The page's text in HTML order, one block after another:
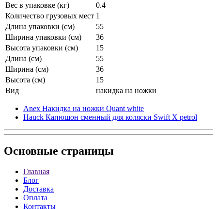
Вес в упаковке (кг)
0.4
Количество грузовых мест 1
Длина упаковки (см)
55
Ширина упаковки (см)
36
Высота упаковки (см)
15
Длина (см)
55
Ширина (см)
36
Высота (см)
15
Вид
накидка на ножки
Anex Накидка на ножки Quant white
Hauck Капюшон сменный для коляски Swift X petrol
Основные страницы
Главная
Блог
Доставка
Оплата
Контакты